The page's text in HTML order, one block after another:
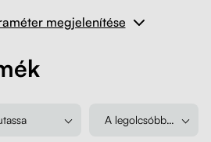
megjelenítése
A legolcsóbbtól